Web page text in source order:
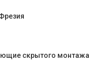
скрытого монтажа